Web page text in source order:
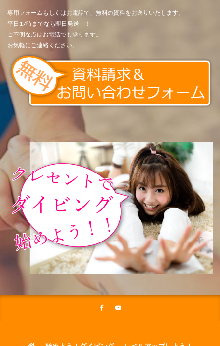
専用フォームもしくはお電話で、無料の資料をお送りいたします。
平日17時までなら即日発送！！
ご不明な点はお電話でも承ります。
お気軽にご連絡ください。